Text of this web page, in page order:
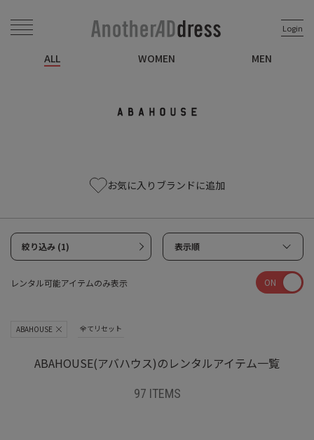
Login
ALL WOMEN MEN
お気に入りブランドに追加
絞り込み (1) 表示順
レンタル可能アイテムのみ表示 ON
ABAHOUSE 全てリセット
ABAHOUSE(アバハウス)のレンタルアイテム一覧
97 ITEMS